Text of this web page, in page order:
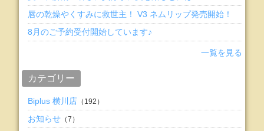
唇の乾燥やくすみに救世主！ V3 ネムリップ発売開始！
8月のご予約受付開始しています♪
一覧を見る
カテゴリー
Biplus 横川店 （192）
お知らせ （7）